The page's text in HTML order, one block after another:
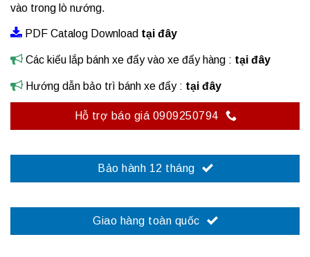
vào trong lò nướng.
PDF Catalog Download tại đây
Các kiểu lắp bánh xe đẩy vào xe đẩy hàng : tại đây
Hướng dẫn bảo trì bánh xe đẩy: tại đây
Hỗ trợ báo giá 0909250794
Bảo hành 12 tháng
Giao hàng toàn quốc